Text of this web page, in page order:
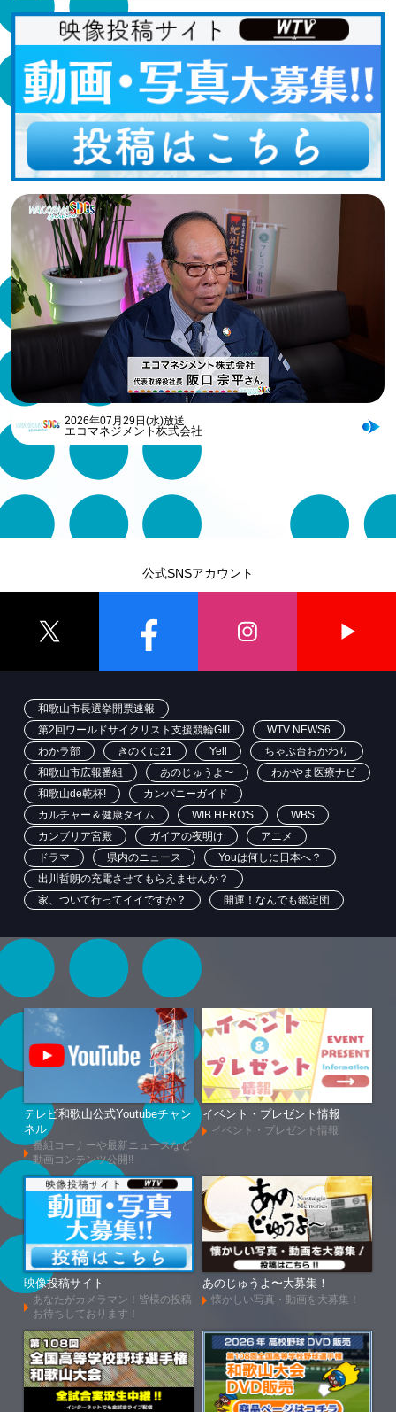
2026年07月29日(水)放送
エコマネジメント株式会社
公式SNSアカウント
和歌山市長選挙開票速報
第2回ワールドサイクリスト支援競輪GIII
WTV NEWS6
わかラ部
きのくに21 Yell
ちゃぶ台おかわり
和歌山市広報番組
あのじゅうよ〜
わかやま医療ナビ
和歌山de乾杯!
カンパニーガイド
カルチャー＆健康タイム
WIB HERO'S
WBS
カンブリア宮殿
ガイアの夜明け
アニメ
ドラマ
県内のニュース
Youは何しに日本へ？
出川哲朗の充電させてもらえませんか？
家、ついて行ってイイですか？
開運！なんでも鑑定団
テレビ和歌山公式Youtubeチャン
ネル
番組コーナーや最新ニュースなど
動画コンテンツ公開!!
イベント・プレゼント情報
イベント・プレゼント情報
映像投稿サイト
あなたがカメラマン！皆様の投稿
お待ちしております！
あのじゅうよ〜大募集！
懐かしい写真・動画を大募集！